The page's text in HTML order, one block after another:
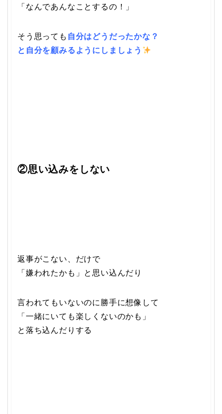
「なんであんなことするの！」
そう思っても 自分はどうだったかな？
と自分を顧みるようにしましょう
②思い込みをしない
返事がこない、だけで
「嫌われたかも」と思い込んだり
言われてもいないのに勝手に想像して
「一緒にいても楽しくないのかも」
と落ち込んだりする